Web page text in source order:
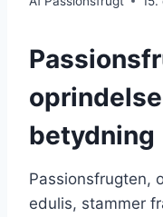
betydning
Passionsfrugten,
edulis, stammer